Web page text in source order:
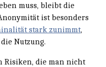
muss, bleibt die
ist besonders
stark zunimmt,
Nutzung.
Risiken, die man nicht